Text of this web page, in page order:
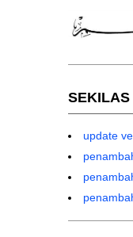
SEKILAS
update